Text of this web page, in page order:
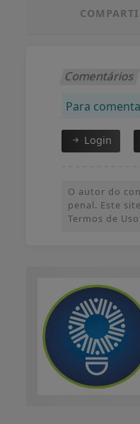
Comentários
Para
Login
O autor do
penal. Este
Termos de